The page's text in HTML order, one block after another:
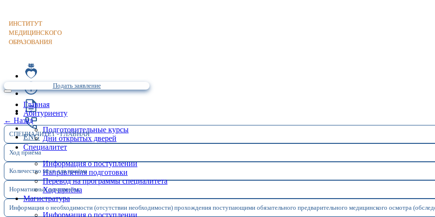
Институт
Медицинского
Образования
ENG
Подать заявление
Главная
Абитуриенту
Подготовительные курсы
Дни открытых дверей
Специалитет
Информация о поступлении
Направления подготовки
Перевод на программы специалитета
Ход приёма
Магистратура
Информация о поступлении
← Назад
СПЕЦИАЛИТЕТ - ГЛАВНАЯ
Ход приёма
Количество мест для приёма
Нормативные документы
Информация о необходимости (отсутствии необходимости) прохождения поступающими обязательного предварительного медицинского осмотра